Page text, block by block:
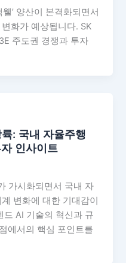
’ 양산이 본격화되면서
화가 예상됩니다. SK
주도권 경쟁과 투자
: 국내 자율주행
인사이트
가시화되면서 국내 자
변화에 대한 기대감이
드 AI 기술의 혁신과 규
에서의 핵심 포인트를